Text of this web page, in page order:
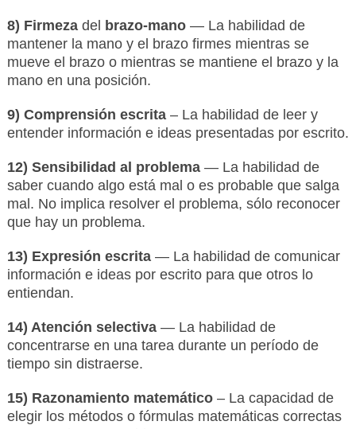
8) Firmezadel brazo-mano— La habilidad de
mantener la mano y el brazo firmes mientras se
mueve el brazo o mientras se mantiene el brazo y la
mano en una posición.
9) Comprensión escrita– La habilidad de leer y
entender información e ideas presentadas por escrito.
12) Sensibilidad al problema— La habilidad de
saber cuando algo está mal o es probable que salga
mal. No implica resolver el problema, sólo reconocer
que hay un problema.
13) Expresión escrita— La habilidad de comunicar
información e ideas por escrito para que otros lo
entiendan.
14) Atención selectiva— La habilidad de
concentrarse en una tarea durante un período de
tiempo sin distraerse.
15) Razonamiento matemático– La capacidad de
elegir los métodos o fórmulas matemáticas correctas